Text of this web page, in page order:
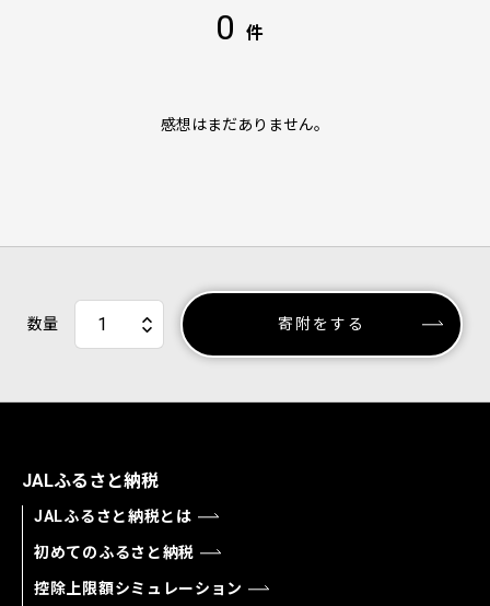
0 件
感想はまだありません。
数量 寄附をする
JALふるさと納税
JALふるさと納税とは
初めてのふるさと納税
控除上限額シミュレーション